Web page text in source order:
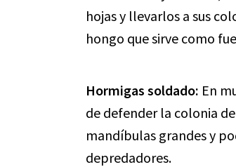
hojas y llevarlos a sus
hongo que sirve como
Hormigas soldado: En
de defender la colonia
mandíbulas grandes y
depredadores.